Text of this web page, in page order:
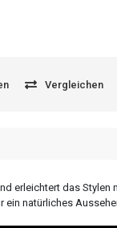
Vergleichen
erleichtert das Stylen
ein natürliches